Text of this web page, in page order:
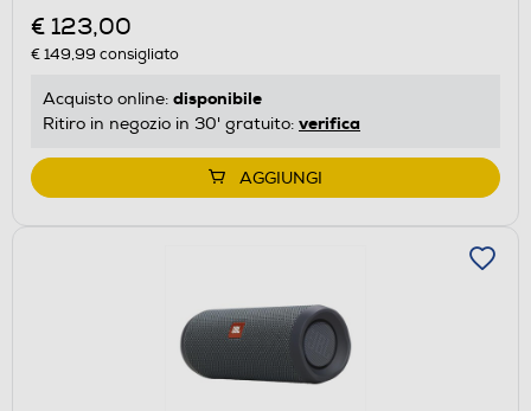
€ 123,00
€ 149,99 consigliato
Acquisto online: disponibile
Ritiro in negozio in 30' gratuito: verifica
AGGIUNGI